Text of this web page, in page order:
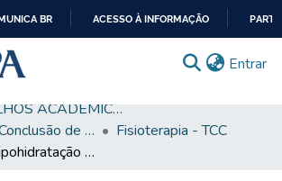
CONTEÚDO
BR ACESSO À INFORMAÇÃO
Entrar
TRABALHOS ACADÊMICOS
Trabalhos de Conclusão de Curso de Graduação
Fisioterapia - TCC
Impacto da Hipohidratação na performance de Força Muscular Isométrica em mulheres